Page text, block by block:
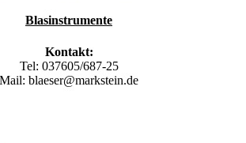
Blasinstrumente
Kontakt:
Tel: 037605/687-25
Mail: blaeser@markstein.de